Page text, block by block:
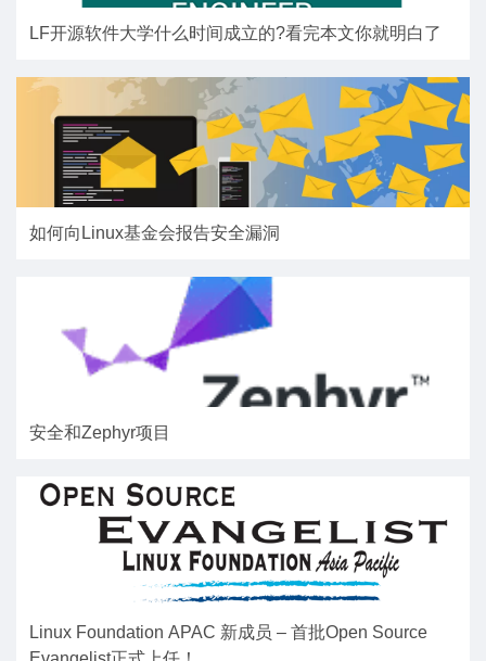
LF开源软件大学什么时间成立的?看完本文你就明白了
如何向Linux基金会报告安全漏洞
安全和Zephyr项目
Linux Foundation APAC 新成员 – 首批Open Source